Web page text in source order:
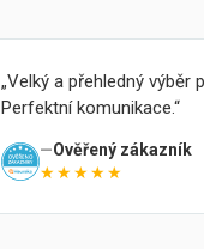
Velký a přehledný výběr
Perfektní komunikace.
Ověřený zákazník
★★★★★